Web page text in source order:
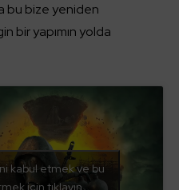
bu bize yeniden
bir yapımın yolda
kabul etmek ve bu
için tıklayın